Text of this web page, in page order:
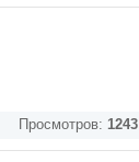
Просмотров: 1243